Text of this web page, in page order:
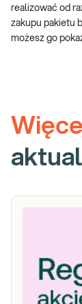
realizować od
zakupu pakietu
możesz go